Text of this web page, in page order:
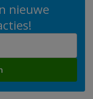
nieuwe